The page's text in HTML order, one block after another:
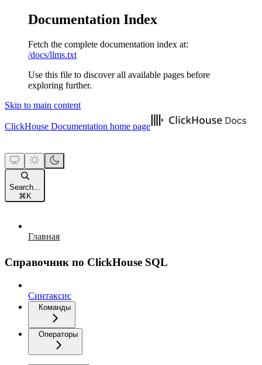
Documentation Index
Fetch the complete documentation index at:
/docs/llms.txt
Use this file to discover all available pages before
exploring further.
Skip to main content
ClickHouse Documentation home page
Search...
⌘ K
Главная
Справочник по ClickHouse SQL
Синтаксис
Команды
Операторы